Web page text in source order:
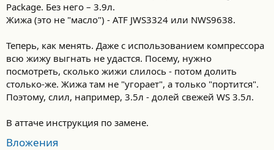
Package. Без него – 3.9л.
Жижа (это не "масло") - ATF JWS3324 или NWS9638.
Теперь, как менять. Даже с использованием компрессора
всю жижу выгнать не удастся. Посему, нужно
посмотреть, сколько жижи слилось - потом долить
столько-же. Жижа там не "угорает", а только "портится".
Поэтому, слил, например, 3.5л - долей свежей WS 3.5л.
В аттаче инструкция по замене.
Вложения